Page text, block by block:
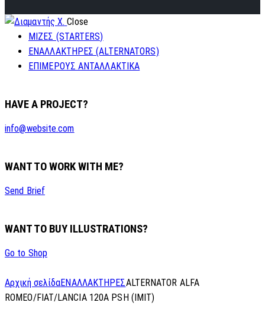
Close
ΜΙΖΕΣ (STARTERS)
ΕΝΑΛΛΑΚΤΗΡΕΣ (ALTERNATORS)
ΕΠΙΜΕΡΟΥΣ ΑΝΤΑΛΛΑΚΤΙΚΑ
HAVE A PROJECT?
info@website.com
WANT TO WORK WITH ME?
Send Brief
WANT TO BUY ILLUSTRATIONS?
Go to Shop
Αρχική σελίδαΕΝΑΛΛΑΚΤΗΡΕΣALTERNATOR ALFA
ROMEO/FIAT/LANCIA 120A PSH (IMIT)